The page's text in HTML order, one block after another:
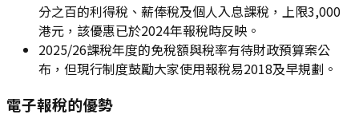
分之百的利得稅、薪俸稅及個人入息課稅，上限3,000
港元，該優惠已於2024年報稅時反映。
2025/26課稅年度的免稅額與稅率有待財政預算案公
布，但現行制度鼓勵大家使用報稅易2018及早規劃。
電子報稅的優勢